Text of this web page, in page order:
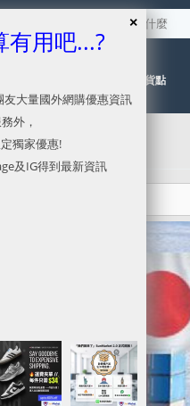
有關取貨點
有用吧...?
大量國外網購優惠資訊
外，
獨家優惠!
及IG得到最新資訊